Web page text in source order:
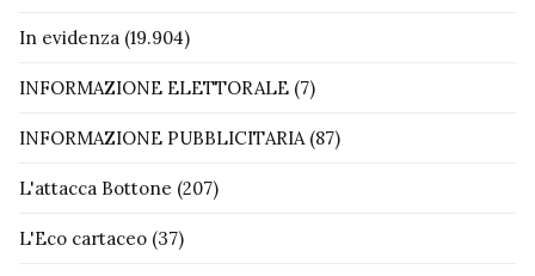
In evidenza (19.904)
INFORMAZIONE ELETTORALE (7)
INFORMAZIONE PUBBLICITARIA(87)
L'attacca Bottone (207)
L'Eco cartaceo (37)